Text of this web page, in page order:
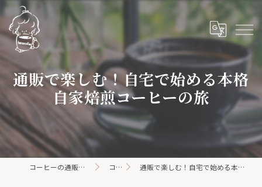
通販で楽しむ！自宅で始める本格
自家焙煎コーヒーの旅
コーヒーの通販ならhanacoffee コラム 通販で楽しむ！自宅で始める本格自家焙煎コーヒーの旅